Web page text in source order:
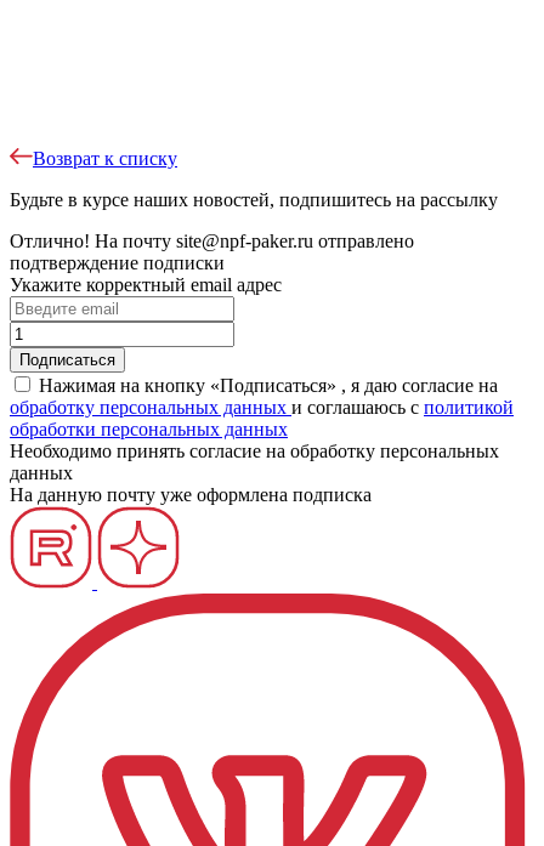
Возврат к списку
Будьте в курсе наших новостей, подпишитесь на рассылку
Отлично! На почту site@npf-paker.ru отправлено
подтверждение подписки
Укажите корректный email адрес
Нажимая на кнопку «Подписаться» , я даю согласие на
обработку персональных данных и соглашаюсь c политикой
обработки персональных данных
Необходимо принять согласие на обработку персональных
данных
На данную почту уже оформлена подписка